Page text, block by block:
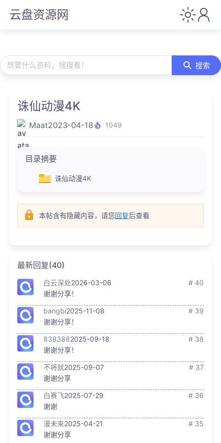
云盘资源网
想要什么资料，搜搜看！ 搜索
诛仙动漫4K
Maat2023-04-18 1049
目录摘要
诛仙动漫4K
本帖含有隐藏内容，请您回复后查看
最新回复(40)
白云深处2026-03-06
# 40
谢谢分享！
bangbi2025-11-08
# 39
谢谢分享！
8383882025-09-18
# 38
谢谢分享！
不将就2025-09-07
# 37
谢谢分享
白赛飞2025-07-29
# 36
谢谢
漫未来2025-04-21
# 35
谢谢分享